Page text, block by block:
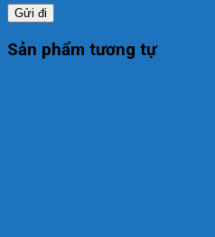
Sản phẩm tương tự